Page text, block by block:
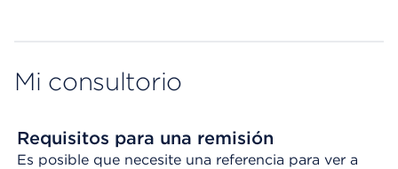
Mi consultorio
Requisitos para una remisión
Es posible que necesite una referencia para ver a